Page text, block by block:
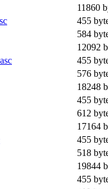
11860
455
584
12092
455
576
18248
455
612
17164
455
518
19844
455